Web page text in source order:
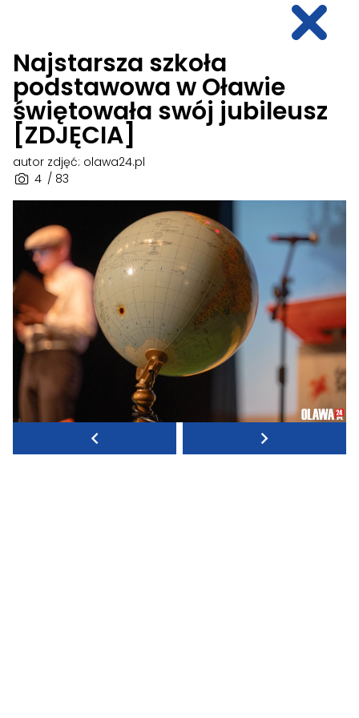
Najstarsza szkoła
podstawowa w Oławie
świętowała swój jubileusz
[ZDJĘCIA]
4 / 83
autor zdjęć: olawa24.pl